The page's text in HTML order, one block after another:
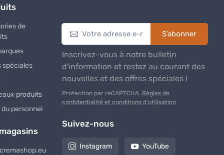
de
spéciales
produits
du personnel
S’abonner
Inscrivez-vous à notre bulletin
d'information et restez au courant des
nouvelles et des offres spéciales !
Protection par reCAPTCHA. Règles de
confidentialité et conditions d’utilisation
Suivez-nous
Instagram YouTube